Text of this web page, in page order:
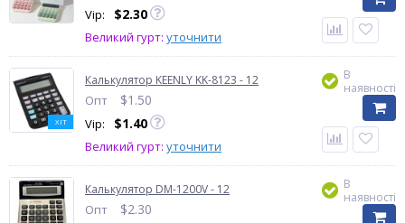
Vip: $2.30
Великий гурт: уточнити
ХІТ
Калькулятор KEENLY KK-8123 - 12
Опт $1.50
Vip: $1.40
Великий гурт: уточнити
В
наявності
Калькулятор DM-1200V - 12
Опт $2.30
В
наявності